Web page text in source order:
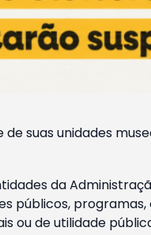
suas unidades
da
públicos, programas,
ou de utilidade